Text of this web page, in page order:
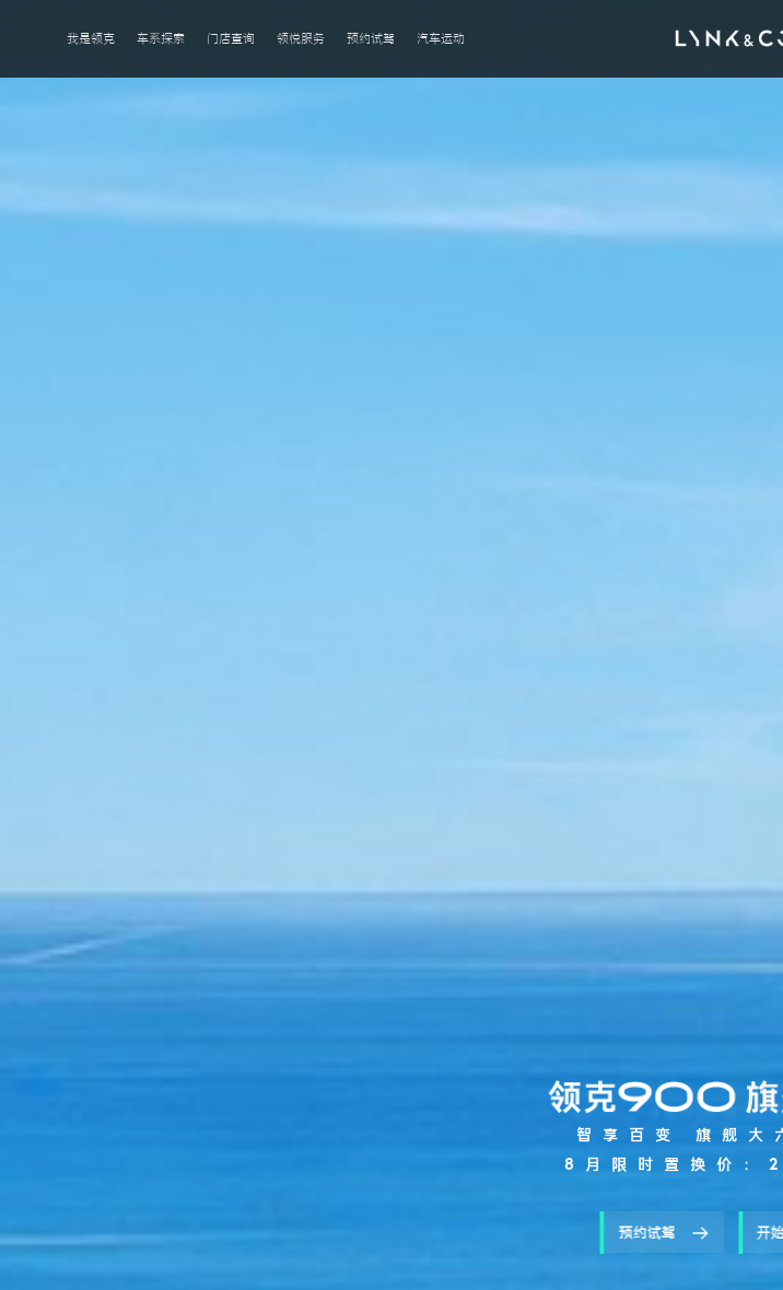
我是领克 车系探索 门店查询 领悦服务 预约试驾 汽车运动
智享百变 旗舰
8月限时置换价：
预约试驾 开